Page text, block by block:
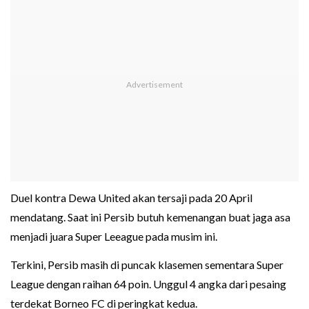
Duel kontra Dewa United akan tersaji pada 20 April
mendatang. Saat ini Persib butuh kemenangan buat jaga asa
menjadi juara Super Leeague pada musim ini.
Terkini, Persib masih di puncak klasemen sementara Super
League dengan raihan 64 poin. Unggul 4 angka dari pesaing
terdekat Borneo FC di peringkat kedua.